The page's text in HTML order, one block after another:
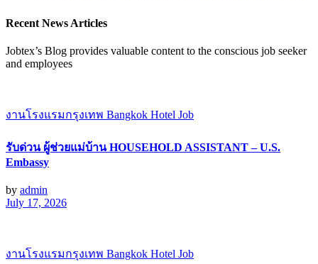
Recent News Articles
Jobtex’s Blog provides valuable content to the conscious job seeker
and employees
งานโรงแรมกรุงเทพ Bangkok Hotel Job
รับด่วน ผู้ช่วยแม่บ้าน HOUSEHOLD ASSISTANT – U.S.
Embassy
by admin
July 17, 2026
งานโรงแรมกรุงเทพ Bangkok Hotel Job